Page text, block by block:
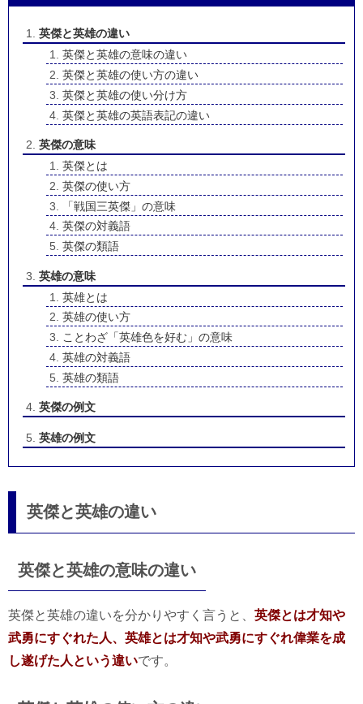
英傑と英雄の違い
英傑と英雄の意味の違い
英傑と英雄の使い方の違い
英傑と英雄の使い分け方
英傑と英雄の英語表記の違い
英傑の意味
英傑とは
英傑の使い方
「戦国三英傑」の意味
英傑の対義語
英傑の類語
英雄の意味
英雄とは
英雄の使い方
ことわざ「英雄色を好む」の意味
英雄の対義語
英雄の類語
英傑の例文
英雄の例文
英傑と英雄の違い
英傑と英雄の意味の違い
英傑と英雄の違いを分かりやすく言うと、 英傑とは才知や
武勇にすぐれた人、英雄とは才知や武勇にすぐれ偉業を成
し遂げた人という違いです。